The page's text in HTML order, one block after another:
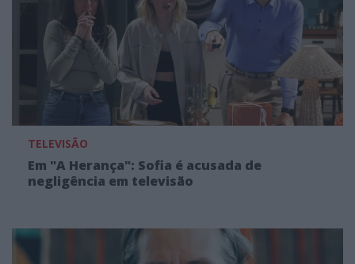
TELEVISÃO
Em "A Herança": Sofia é acusada de
negligência em televisão